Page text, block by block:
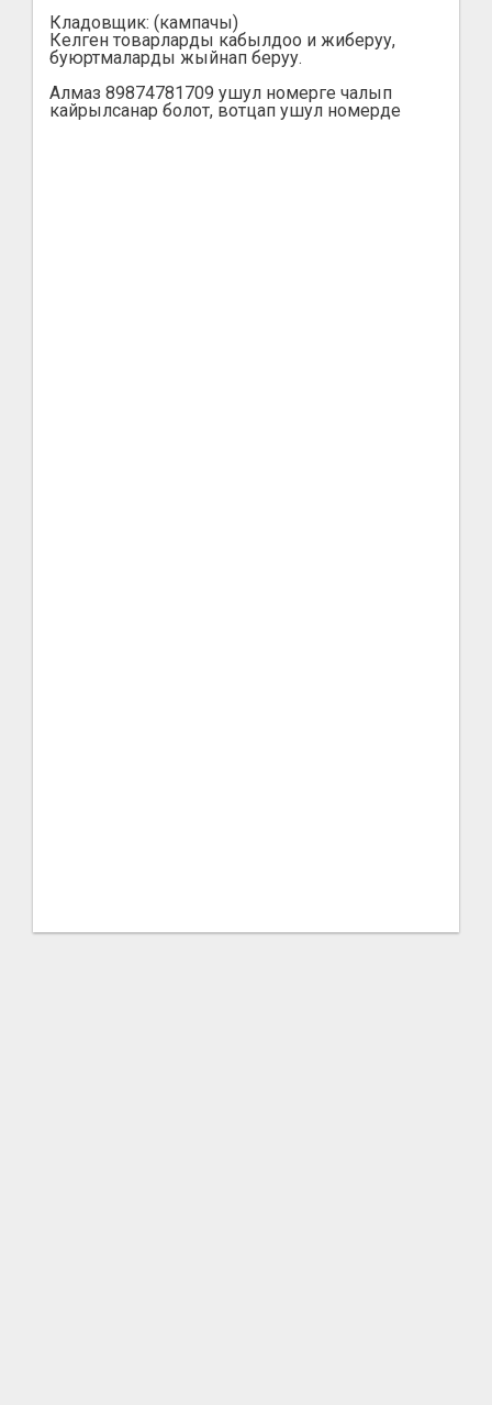
Кладовщик: (кампачы)
Келген товарларды кабылдоо и жиберуу,
буюртмаларды жыйнап беруу.
Алмаз 89874781709 ушул номерге чалып
кайрылсанар болот, вотцап ушул номерде